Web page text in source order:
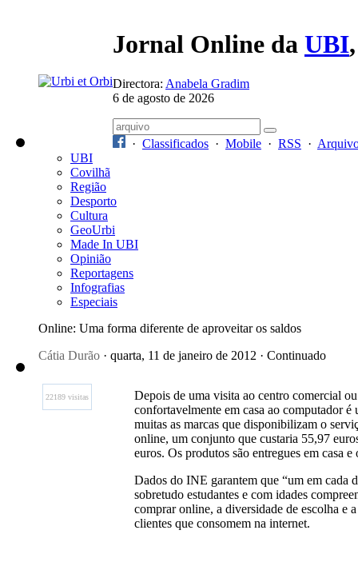
Jornal Online da UBI
Directora: Anabela Gradim
6 de agosto de 2026
· Classificados · Mobile · RSS ·
UBI
Covilhã
Região
Desporto
Cultura
GeoUrbi
Made In UBI
Opinião
Reportagens
Infografias
Especiais
Online: Uma forma diferente de aproveitar os saldos
Cátia Durão · quarta, 11 de janeiro de 2012 · Continuado
22189 visitas
Depois de uma visita ao centro comercial
confortavelmente em casa ao computador
muitas as marcas que disponibilizam o
online, um conjunto que custaria 55,97
euros. Os produtos são entregues em casa
Dados do INE garantem que “um em cada
sobretudo estudantes e com idades
comprar online, a diversidade de escolha e
clientes que consomem na internet.